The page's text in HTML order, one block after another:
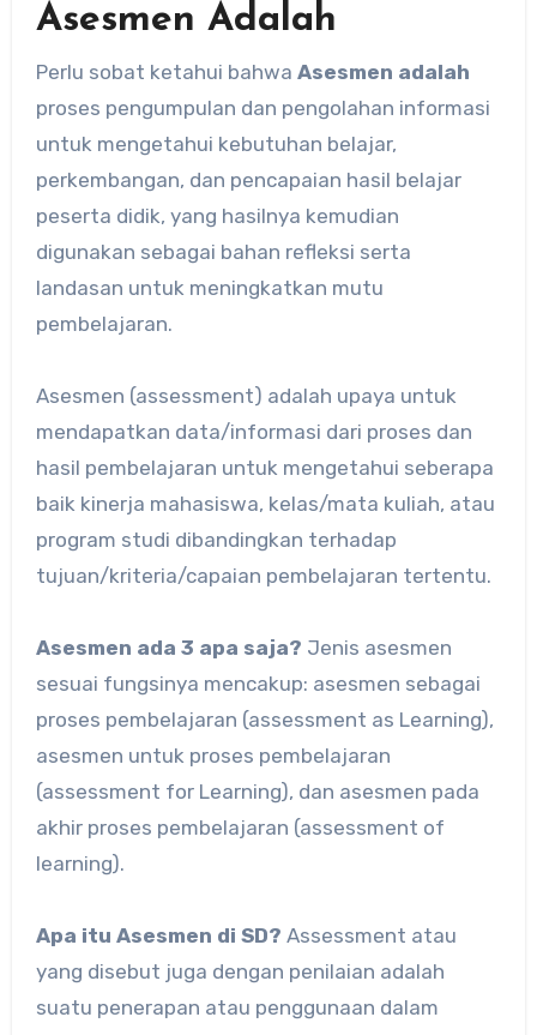
Asesmen Adalah
Perlu sobat ketahui bahwa Asesmen adalah
proses pengumpulan dan pengolahan informasi
untuk mengetahui kebutuhan belajar,
perkembangan, dan pencapaian hasil belajar
peserta didik, yang hasilnya kemudian
digunakan sebagai bahan refleksi serta
landasan untuk meningkatkan mutu
pembelajaran.
Asesmen (assessment) adalah upaya untuk
mendapatkan data/informasi dari proses dan
hasil pembelajaran untuk mengetahui seberapa
baik kinerja mahasiswa, kelas/mata kuliah, atau
program studi dibandingkan terhadap
tujuan/kriteria/capaian pembelajaran tertentu.
Asesmen ada 3 apa saja? Jenis asesmen
sesuai fungsinya mencakup: asesmen sebagai
proses pembelajaran (assessment as Learning),
asesmen untuk proses pembelajaran
(assessment for Learning), dan asesmen pada
akhir proses pembelajaran (assessment of
learning).
Apa itu Asesmen di SD? Assessment atau
yang disebut juga dengan penilaian adalah
suatu penerapan atau penggunaan dalam